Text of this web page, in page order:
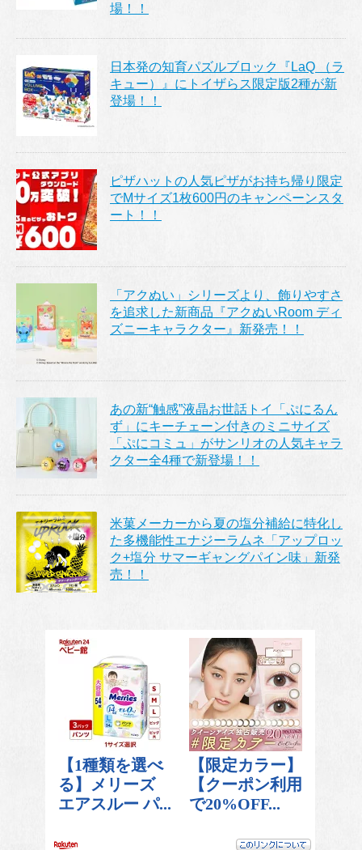
場！！
日本発の知育パズルブロック『LaQ （ラ
キュー）』にトイザらス限定版2種が新
登場！！
ピザハットの人気ピザがお持ち帰り限定
でMサイズ1枚600円のキャンペーンスタ
ート！！
「アクぬい」シリーズより、飾りやすさ
を追求した新商品『アクぬいRoom ディ
ズニーキャラクター』新発売！！
あの新“触感”液晶お世話トイ「ぷにるん
ず」にキーチェーン付きのミニサイズ
「ぷにコミュ」がサンリオの人気キャラ
クター全4種で新登場！！
米菓メーカーから夏の塩分補給に特化し
た多機能性エナジーラムネ「アップロッ
ク+塩分 サマーギャングパイン味」新発
売！！